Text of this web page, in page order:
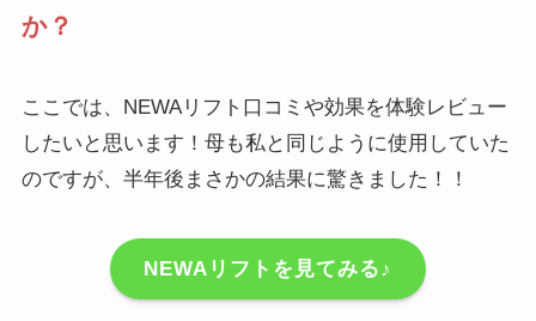
か？
ここでは、NEWAリフト口コミや効果を体験レビュー
したいと思います！母も私と同じように使用していた
のですが、半年後まさかの結果に驚きました！！
NEWAリフトを見てみる♪